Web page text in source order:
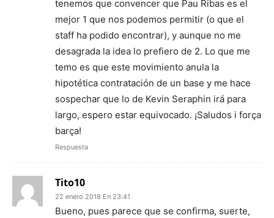
tenemos que convencer que Pau Ribas es el
mejor 1 que nos podemos permitir (o que el
staff ha podido encontrar), y aunque no me
desagrada la idea lo prefiero de 2. Lo que me
temo es que este movimiento anula la
hipotética contratación de un base y me hace
sospechar que lo de Kevin Seraphin irá para
largo, espero estar equivocado. ¡Saludos i força
barça!
Respuesta
Tito10
22 enero 2018 En 23:41
Bueno, pues parece que se confirma, suerte,